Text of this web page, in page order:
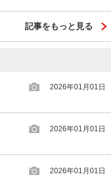
記事をもっと見る
2026年01月01日
2026年01月01日
2026年01月01日